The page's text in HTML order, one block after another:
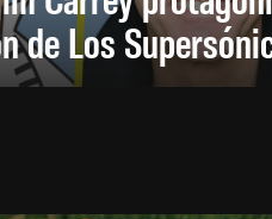
de Los